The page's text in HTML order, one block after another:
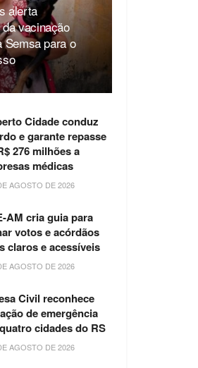
alerta
vacinação
Semsa para o
Cidade conduz
e garante repasse
276 milhões a
médicas
AGOSTO DE 2026
AM cria guia para
votos e acórdãos
claros e acessíveis
AGOSTO DE 2026
Civil reconhece
de emergência
cidades do RS
AGOSTO DE 2026